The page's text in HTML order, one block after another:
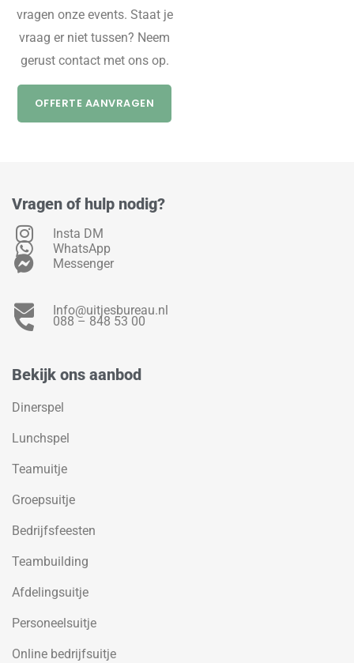
vragen onze events. Staat je
vraag er niet tussen? Neem
gerust contact met ons op.
OFFERTE AANVRAGEN
Vragen of hulp nodig?
Insta DM
WhatsApp
Messenger
Info@uitjesbureau.nl
088 – 848 53 00
Bekijk ons aanbod
Dinerspel
Lunchspel
Teamuitje
Groepsuitje
Bedrijfsfeesten
Teambuilding
Afdelingsuitje
Personeelsuitje
Online bedrijfsuitje